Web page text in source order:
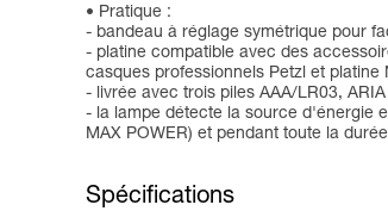
Pratique :
- bandeau à réglage symétrique pour
- platine compatible avec des
casques professionnels Petzl et platine
- livrée avec trois piles AAA/LR03,
- la lampe détecte la source d'énergie
MAX POWER) et pendant toute la
Spécifications